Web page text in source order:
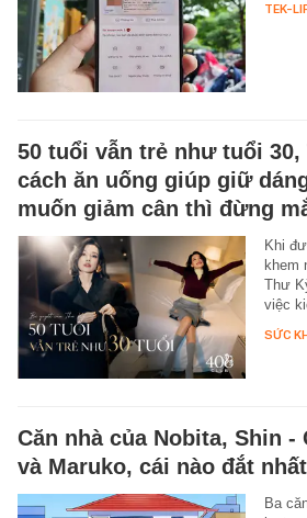
TEK-
50 tuổi vẫn trẻ như tuổi
cách ăn uống giúp giữ
muốn giảm cân thì đừng
Khi
khem
Thư
việc
SỨC
Căn nhà của Nobita, Shin -
và Maruko, cái nào đắt
Ba